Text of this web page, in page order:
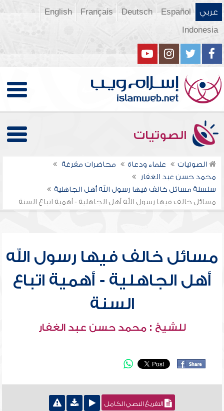
عربي Español
Deutsch
Français
English
Indonesia
الصوتيات
الصوتيات علماء ودعاة
محاضرات مفرغة
محمد حسن عبد الغفار
سلسلة مسائل خالف فيها رسول الله أهل الجاهلية
مسائل خالف فيها رسول الله أهل الجاهلية - أهمية اتباع السنة
مسائل خالف فيها رسول الله
أهل الجاهلية - أهمية اتباع
السنة
للشيخ : محمد حسن عبد الغفار
التفريغ النصي الكامل